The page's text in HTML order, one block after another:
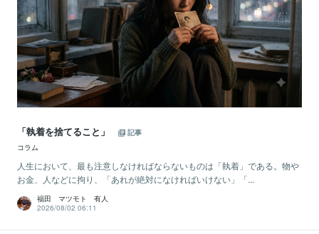
「執着を捨てること」
記事
コラム
人生において、最も注意しなければならないものは「執着」である。物や
お金、人などに拘り、「あれが絶対になければいけない」「...
福田 マツモト 有人
2026/08/02 06:11